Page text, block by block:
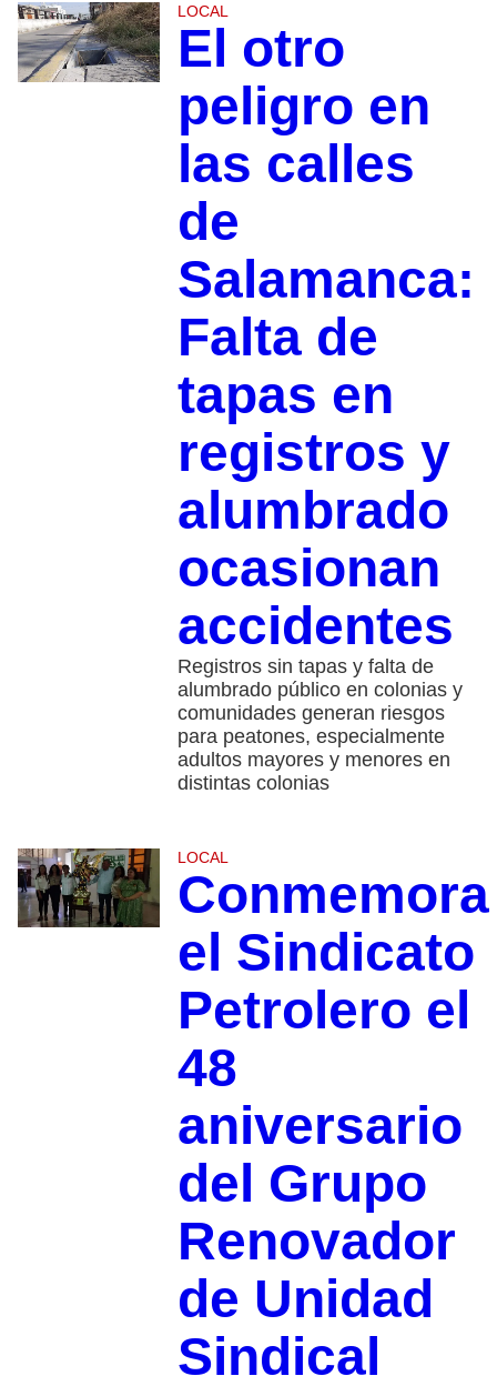
LOCAL
El otro
peligro en
las calles
de
Salamanca:
Falta de
tapas en
registros y
alumbrado
ocasionan
accidentes
Registros sin tapas y falta de
alumbrado público en colonias y
comunidades generan riesgos
para peatones, especialmente
adultos mayores y menores en
distintas colonias
LOCAL
Conmemora
el Sindicato
Petrolero el
48
aniversario
del Grupo
Renovador
de Unidad
Sindical